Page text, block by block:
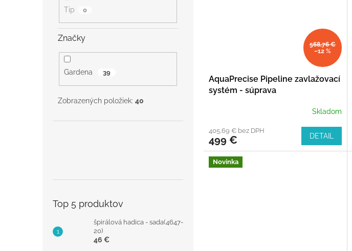
Tip 0
Značky
Gardena 39
Zobrazených položiek: 40
Top 5 produktov
špirálová hadica - sada(4647-
20)
46 €
568,76 €
–12 %
AquaPrecise Pipeline zavlažovací
systém - súprava
Skladom
405,69 € bez DPH
499 € DETAIL
Novinka